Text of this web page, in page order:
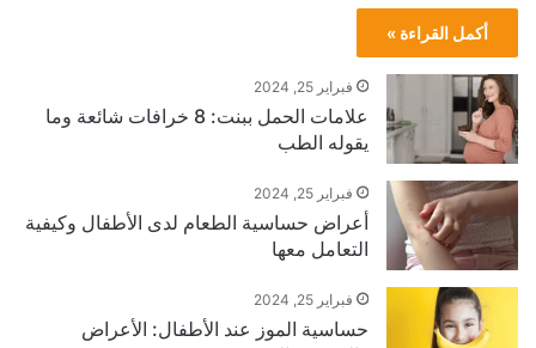
أكمل القراءة »
فبراير 25, 2024
علامات الحمل ببنت: 8 خرافات شائعة وما
يقوله الطب
فبراير 25, 2024
أعراض حساسية الطعام لدى الأطفال وكيفية
التعامل معها
فبراير 25, 2024
حساسية الموز عند الأطفال: الأعراض